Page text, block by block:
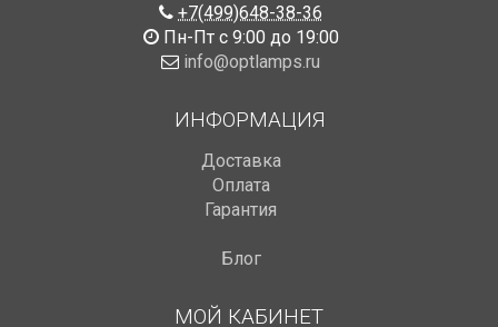
+7(499)648-38-36
Пн-Пт с 9:00 до 19:00
info@optlamps.ru
ИНФОРМАЦИЯ
Доставка
Оплата
Гарантия
Блог
МОЙ КАБИНЕТ